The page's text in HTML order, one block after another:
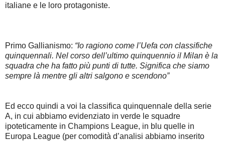
italiane e le loro protagoniste.
Primo Gallianismo: “Io ragiono come l’Uefa con classifiche
quinquennali. Nel corso dell’ultimo quinquennio il Milan è la
squadra che ha fatto più punti di tutte. Significa che siamo
sempre là mentre gli altri salgono e scendono”
Ed ecco quindi a voi la classifica quinquennale della serie
A, in cui abbiamo evidenziato in verde le squadre
ipoteticamente in Champions League, in blu quelle in
Europa League (per comodità d’analisi abbiamo inserito